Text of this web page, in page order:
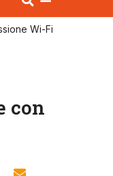
Wi-Fi
con